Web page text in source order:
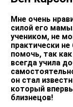
Мне очень
силой его
учеником, не
практически
помочь, так
всегда учила
он стал
который
близнецов!